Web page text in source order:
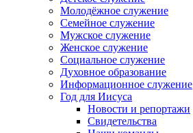
Молодёжное служение
Семейное служение
Мужское служение
Женское служение
Социальное служение
Духовное образование
Информационное служение
Год для Иисуса
Новости и репортажи
Свидетельства